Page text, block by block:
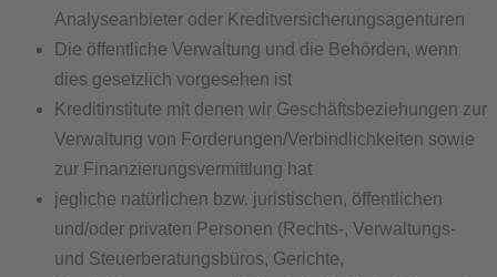
Analyseanbieter oder Kreditversicherungsagenturen
Die öffentliche Verwaltung und die Behörden, wenn
dies gesetzlich vorgesehen ist
Kreditinstitute mit denen wir Geschäftsbeziehungen zur
Verwaltung von Forderungen/Verbindlichkeiten sowie
zur Finanzierungsvermittlung hat
jegliche natürlichen bzw. juristischen, öffentlichen
und/oder privaten Personen (Rechts-, Verwaltungs-
und Steuerberatungsbüros, Gerichte,